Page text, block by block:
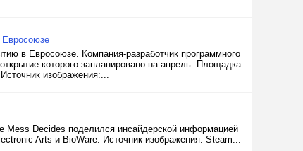
Евросоюзе
в Евросоюзе. Компания-разработчик программного
которого запланировано на апрель. Площадка
изображения:...
Decides поделился инсайдерской информацией
Arts и BioWare. Источник изображения: Steam...